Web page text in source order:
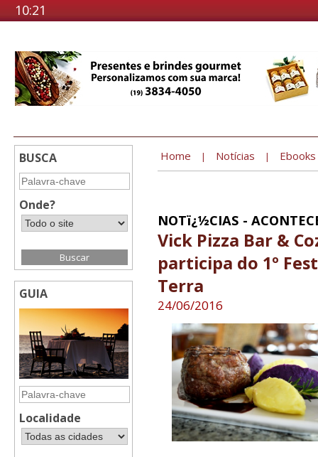
10:21
BUSCA
Onde?
GUIA
Localidade
Home | Notícias | Ebooks
NOTï¿½CIAS -
Vick Pizza Bar &
participa do 1º
Terra
24/06/2016